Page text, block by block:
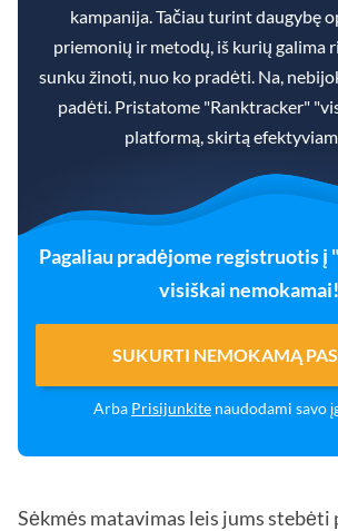
kampanija. Tačiau turint daugybę
priemonių ir metodų, iš kurių galima
sunku žinoti, nuo ko pradėti. Na,
padėti. Pristatome "Ranktracker"
platformą, skirtą efektyviam
Pagaliau pradėjome registruotis į
visiškai nemokamai!
SUKURTI NEMOKAMĄ
Arba Prisijunkite naudodami savo
Sėkmės matavimas leis jums stebėti